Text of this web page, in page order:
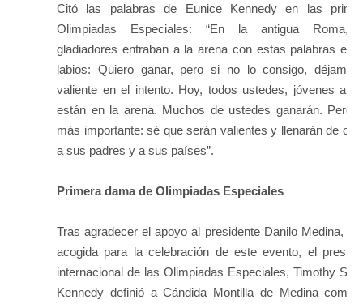
Citó las palabras de Eunice Kennedy en las
Olimpiadas Especiales: “En la antigua Roma,
gladiadores entraban a la arena con estas palabras en
labios: Quiero ganar, pero si no lo consigo, déjame
valiente en el intento. Hoy, todos ustedes, jóvenes
están en la arena. Muchos de ustedes ganarán. Pero
más importante: sé que serán valientes y llenarán de
a sus padres y a sus países”.
Primera dama de Olimpiadas Especiales
Tras agradecer el apoyo al presidente Danilo Medina,
acogida para la celebración de este evento, el
internacional de las Olimpiadas Especiales, Timothy
Kennedy definió a Cándida Montilla de Medina como